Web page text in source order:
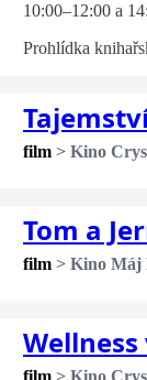
10:00–12:00 a
Prohlídka
film > Kino
Tom a
film > Kino Máj